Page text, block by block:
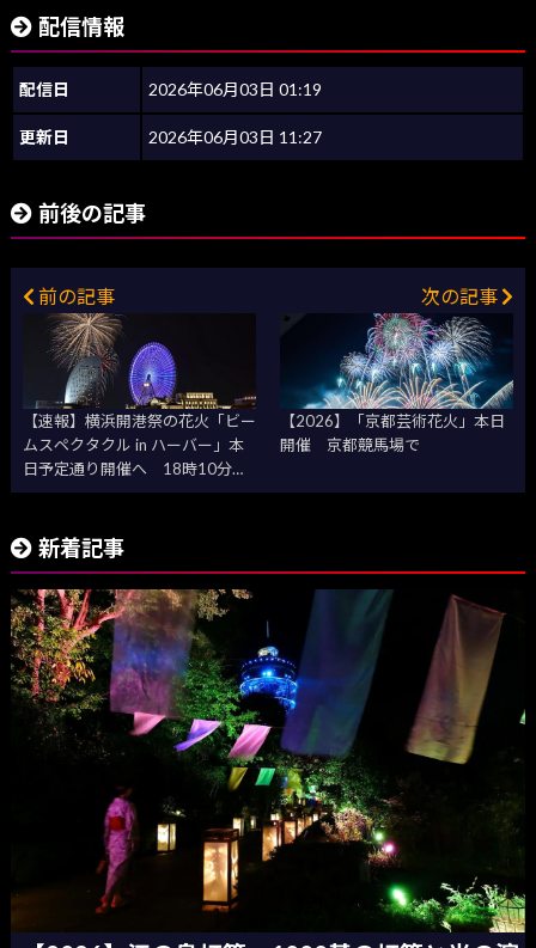
配信情報
配信日 2026年06月03日 01:19
更新日 2026年06月03日 11:27
前後の記事
前の記事
【速報】横浜開港祭の花火「ビー
ムスペクタクル in ハーバー」本
日予定通り開催へ 18時10分時
点で
次の記事
【2026】「京都芸術花火」本日
開催 京都競馬場で
新着記事